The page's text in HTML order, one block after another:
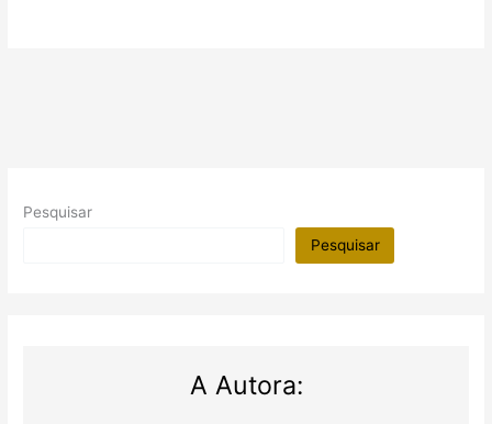
Pesquisar
Pesquisar
A Autora: